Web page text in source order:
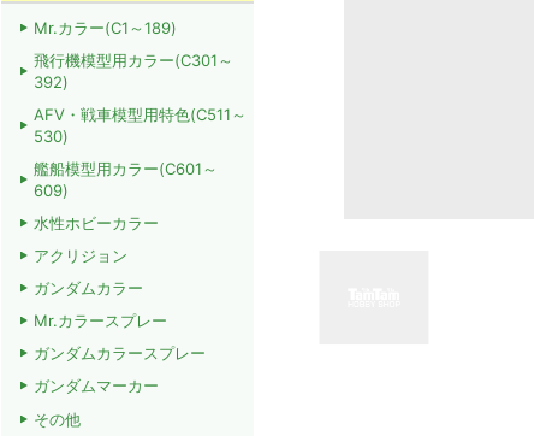
Mr.カラー(C1～189)
飛行機模型用カラー(C301～
392)
AFV・戦車模型用特色(C511～
530)
艦船模型用カラー(C601～
609)
水性ホビーカラー
アクリジョン
ガンダムカラー
Mr.カラースプレー
ガンダムカラースプレー
ガンダムマーカー
その他